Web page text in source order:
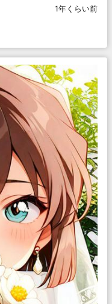
1年くらい前